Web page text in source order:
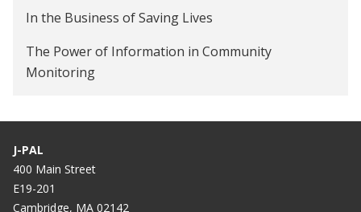
In the Business of Saving Lives
The Power of Information in Community
Monitoring
J-PAL
400 Main Street
E19-201
Cambridge, MA 02142